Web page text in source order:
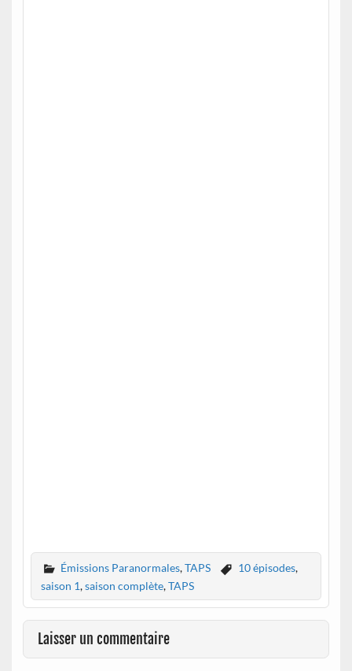
Émissions Paranormales,TAPS 10 épisodes,
saison 1,saison complète,TAPS
Laisser un commentaire